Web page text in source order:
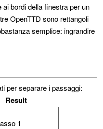
bordi della finestra per un
OpenTTD sono rettangoli
semplice: ingrandire
per separare i passaggi:
Result
1